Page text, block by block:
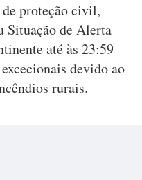
proteção civil,
Situação de Alerta
até às 23:59
devido ao
rurais.